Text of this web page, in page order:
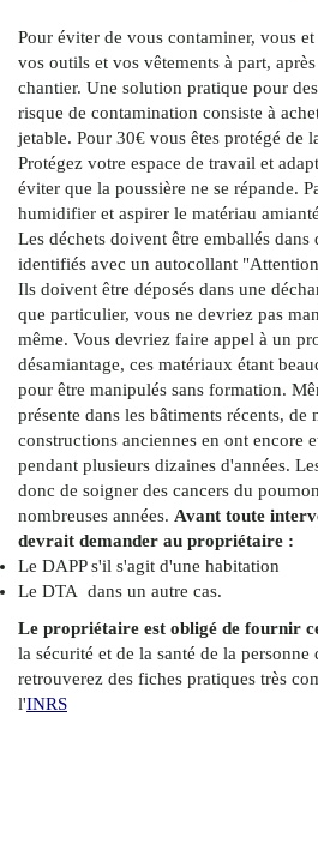
Pour éviter de vous contaminer, vous
vos outils et vos vêtements à part,
chantier. Une solution pratique pour
risque de contamination consiste à
jetable. Pour 30€ vous êtes protégé de
Protégez votre espace de travail et
éviter que la poussière ne se répande.
humidifier et aspirer le matériau
Les déchets doivent être emballés dans
identifiés avec un autocollant
Ils doivent être déposés dans une
que particulier, vous ne devriez pas
même. Vous devriez faire appel à un
désamiantage, ces matériaux étant
pour être manipulés sans formation.
présente dans les bâtiments récents, de
constructions anciennes en ont encore
pendant plusieurs dizaines d'années.
donc de soigner des cancers du
nombreuses années. Avant toute
devrait demander au propriétaire :
Le DAPP s'il s'agit d'une habitation
Le DTA dans un autre cas.
Le propriétaire est obligé de fournir
la sécurité et de la santé de la
retrouverez des fiches pratiques très
l'INRS